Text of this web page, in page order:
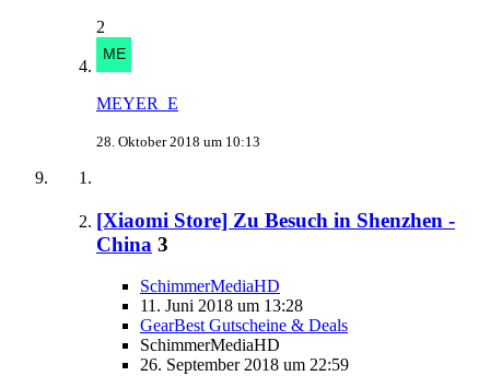
2
MEYER_E
28. Oktober 2018 um 10:13
[Xiaomi Store] Zu Besuch in Shenzhen -
China 3
SchimmerMediaHD
11. Juni 2018 um 13:28
GearBest Gutscheine & Deals
SchimmerMediaHD
26. September 2018 um 22:59